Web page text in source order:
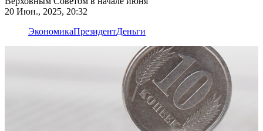
20 Июн., 2025, 20:32
ЭкономикаПрезидентДеньги